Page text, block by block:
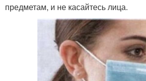
предметам, и не касайтесь лица.